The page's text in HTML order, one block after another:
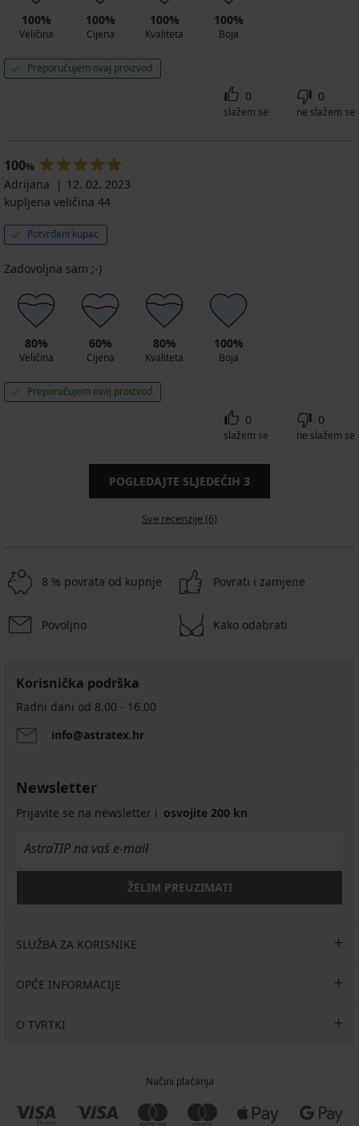
100%
Veličina
100%
Cijena
100%
Kvaliteta
100%
Boja
Preporučujem ovaj proizvod
0
slažem se
0
ne slažem se
100%
Adrijana
12. 02. 2023
kupljena veličina 44
Potvrđeni kupac
Zadovoljna sam ;-)
80%
Veličina
60%
Cijena
80%
Kvaliteta
100%
Boja
Preporučujem ovaj proizvod
0
slažem se
0
ne slažem se
POGLEDAJTE SLJEDEĆIH 3
Sve recenzije (6)
8 % povrata od kupnje Povrati i zamjene
Povoljno Kako odabrati
Korisnička podrška
Radni dani od 8.00 - 16.00
info@astratex.hr
Newsletter
Prijavite se na newsletter i osvojite 200 kn
ŽELIM PREUZIMATI
SLUŽBA ZA KORISNIKE
OPĆE INFORMACIJE
O TVRTKI
Načini plaćanja